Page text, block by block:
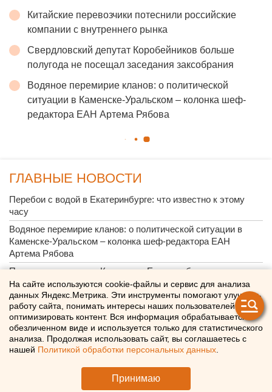
Китайские перевозчики потеснили российские
компании с внутреннего рынка
Свердловский депутат Коробейников больше
полугода не посещал заседания заксобрания
Водяное перемирие кланов: о политической
ситуации в Каменске-Уральском – колонка шеф-
редактора ЕАН Артема Рябова
ГЛАВНЫЕ НОВОСТИ
Перебои с водой в Екатеринбурге: что известно к этому
часу
Водяное перемирие кланов: о политической ситуации в
Каменске-Уральском – колонка шеф-редактора ЕАН
Артема Рябова
Перекрытие дорог у «Калины» в Екатеринбурге продлено
до октября
«Люди скорее останутся дома»: свердловские политологи -
о явке на выборах в Госдуму
Почему украинские БПЛА атакуют УрФО по утрам
«Основа уюта сотен тысяч домов»: на екатеринбургском
На сайте используются cookie-файлы и сервис для анализа
данных Яндекс.Метрика. Эти инструменты помогают улучшать
работу сайта, понимать интересы наших пользователей и
оптимизировать контент. Вся информация обрабатывается в
обезличенном виде и используется только для статистического
анализа. Продолжая использовать сайт, вы соглашаетесь с
нашей Политикой обработки персональных данных
Принимаю